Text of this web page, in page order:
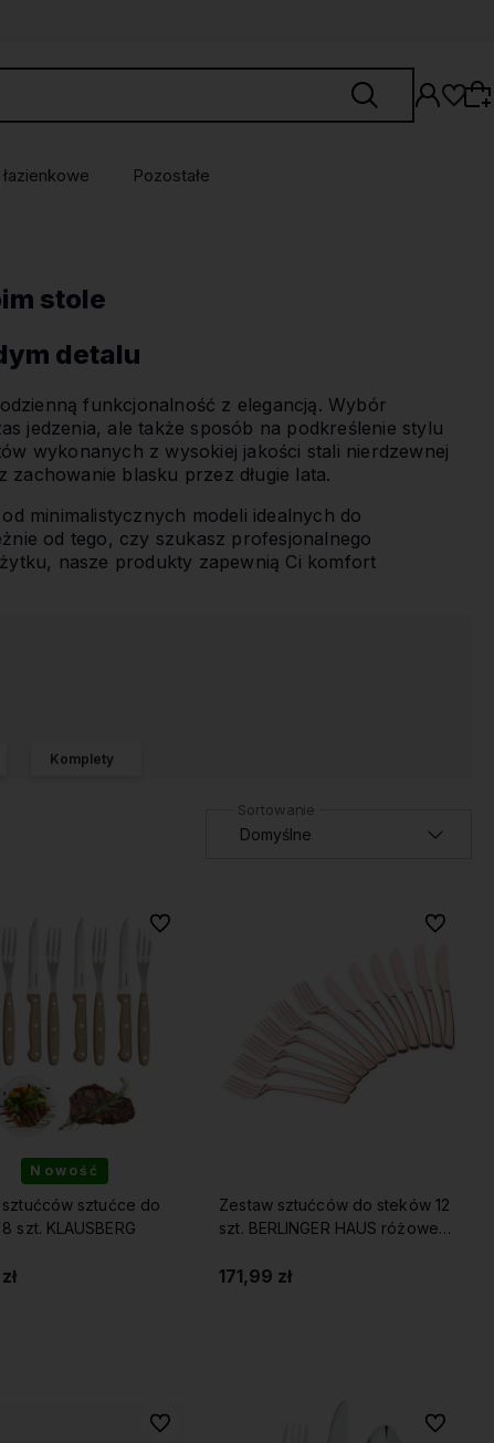
Pozostałe
stole
detalu
funkcjonalność z elegancją. Wybór
jedzenia, ale także sposób na podkreślenie stylu
wykonanych z wysokiej jakości stali nierdzewnej
blasku przez długie lata.
minimalistycznych modeli idealnych do
od tego, czy szukasz profesjonalnego
nasze produkty zapewnią Ci komfort
Komplety
Nowość
sztućców sztućce do
szt. KLAUSBERG
Do ulubionych
Zestaw sztućców do steków 12
szt. BERLINGER HAUS różowe
171,99 zł
Do
Do ulubionych Do